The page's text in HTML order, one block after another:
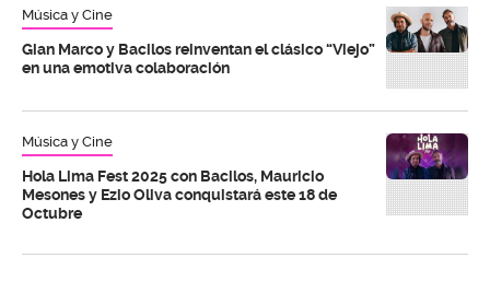
Música y Cine
Gian Marco y Bacilos reinventan el clásico “Viejo”
en una emotiva colaboración
Música y Cine
Hola Lima Fest 2025 con Bacilos, Mauricio
Mesones y Ezio Oliva conquistará este 18 de
Octubre